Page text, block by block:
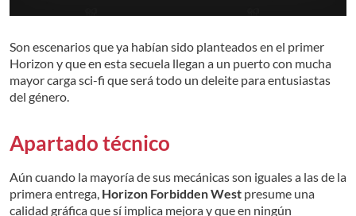
Son escenarios que ya habían sido planteados en el primer
Horizon y que en esta secuela llegan a un puerto con mucha
mayor carga sci-fi que será todo un deleite para entusiastas
del género.
Apartado técnico
Aún cuando la mayoría de sus mecánicas son iguales a las de la
primera entrega, Horizon Forbidden West presume una
calidad gráfica que sí implica mejora y que en ningún